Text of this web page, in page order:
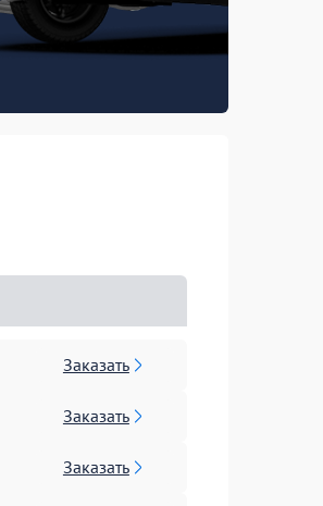
Заказать
Заказать
Заказать